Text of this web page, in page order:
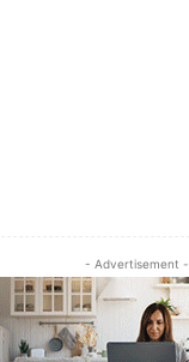
- Advertisement -